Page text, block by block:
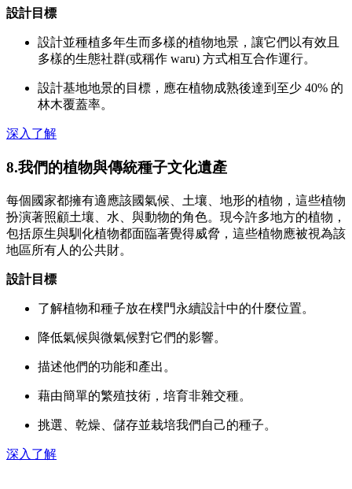
設計目標
設計並種植多年生而多樣的植物地景，讓它們以有效且
多樣的生態社群(或稱作 waru) 方式相互合作運行。
設計基地地景的目標，應在植物成熟後達到至少 40% 的
林木覆蓋率。
深入了解
8.我們的植物與傳統種子文化遺產
每個國家都擁有適應該國氣候、土壤、地形的植物，這些植物
扮演著照顧土壤、水、與動物的角色。現今許多地方的植物，
包括原生與馴化植物都面臨著覺得威脅，這些植物應被視為該
地區所有人的公共財。
設計目標
了解植物和種子放在樸門永續設計中的什麼位置。
降低氣候與微氣候對它們的影響。
描述他們的功能和產出。
藉由簡單的繁殖技術，培育非雜交種。
挑選、乾燥、儲存並栽培我們自己的種子。
深入了解